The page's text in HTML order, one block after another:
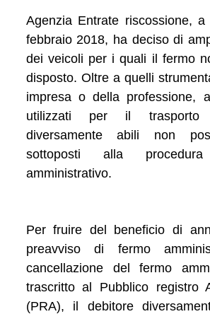
Agenzia Entrate riscossione,
febbraio 2018, ha deciso di
dei veicoli per i quali il fermo
disposto. Oltre a quelli
impresa o della professione,
utilizzati per il trasporto
diversamente abili non
sottoposti alla
amministrativo.
Per fruire del beneficio di
preavviso di fermo
cancellazione del fermo
trascritto al Pubblico registro
(PRA), il debitore